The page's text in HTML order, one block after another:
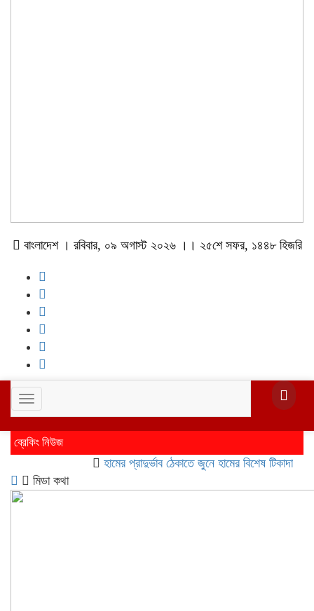
বাংলাদেশ । রবিবার, ০৯ অগাস্ট ২০২৬ ।। ২৫শে সফর, ১৪৪৮ হিজরি
Toggle
navigation
ব্রেকিং নিউজ
হামের প্রাদুর্ভাব ঠেকাতে জুনে হামের বিশেষ টিকাদান; টিকা
মিডা কথা